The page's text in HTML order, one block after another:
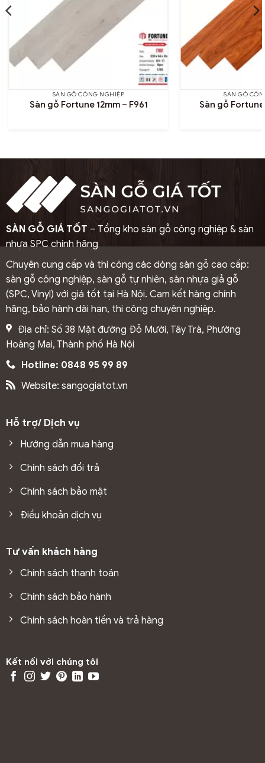
SÀN GỖ CÔNG NGHIỆP
Sàn gỗ Fortune 12mm – F961
SÀN GỖ
Sàn gỗ Fortune
SÀN GỖ GIÁ TỐT – Tổng kho sàn gỗ công nghiệp & sàn
nhựa SPC chính hãng
Chuyên cung cấp và thi công các dòng sàn gỗ cao cấp:
sàn gỗ công nghiệp, sàn gỗ tự nhiên, sàn nhựa giả gỗ
(SPC, Vinyl) với giá tốt tại Hà Nội. Cam kết hàng chính
hãng, bảo hành dài hạn, thi công chuyên nghiệp.
Địa chỉ: Số 38 Mặt đường Đỗ Mười, Tây Trà, Phường
Hoàng Mai, Thành phố Hà Nội
Hotline: 0848 95 99 89
Website: sangogiatot.vn
Hỗ trợ/ Dịch vụ
Hướng dẫn mua hàng
Chính sách đổi trả
Chính sách bảo mật
Điều khoản dịch vụ
Tư vấn khách hàng
Chính sách thanh toán
Chính sách bảo hành
Chính sách hoàn tiền và trả hàng
Kết nối với chúng tôi